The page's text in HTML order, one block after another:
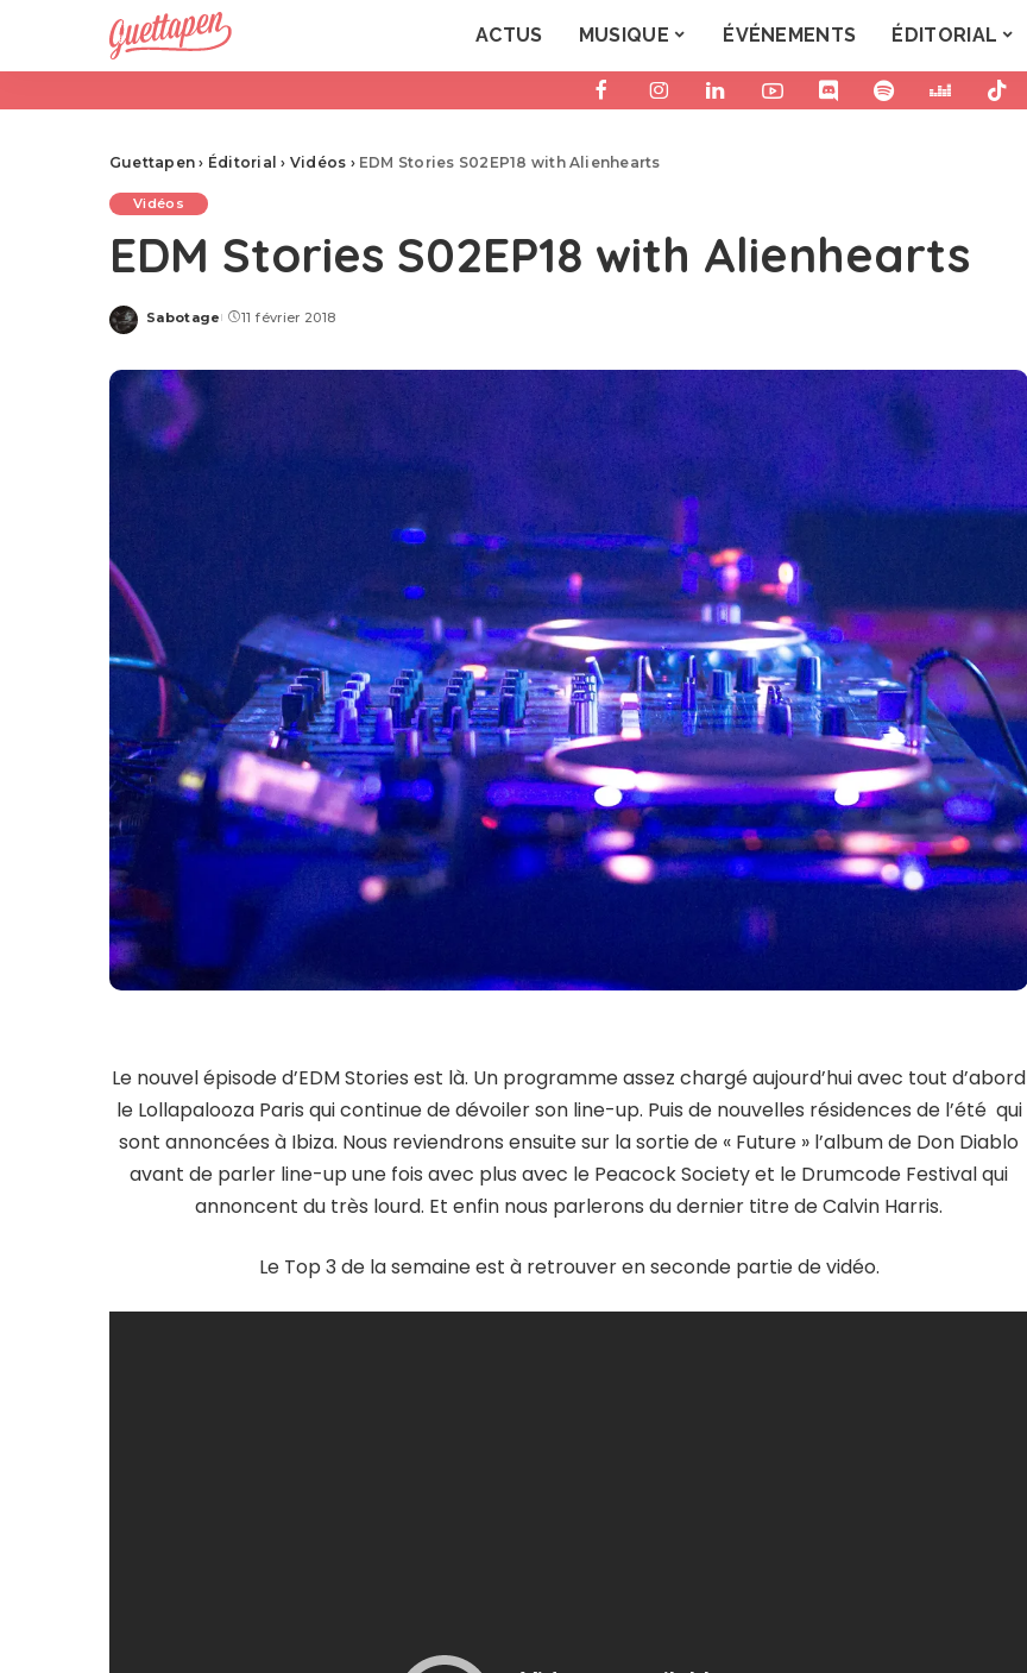
ACTUS MUSIQUE ÉVÉNEMENTS ÉDITORIAL
Guettapen › Éditorial › Vidéos › EDM Stories S02EP18 with Alienhearts
Vidéos
EDM Stories S02EP18 with Alienhearts
Posted
Sabotage 11 février 2018
Le nouvel épisode d’EDM Stories est là. Un programme assez chargé aujourd’hui avec tout d’abord
le Lollapalooza Paris qui continue de dévoiler son line-up. Puis de nouvelles résidences de l’été qui
sont annoncées à Ibiza. Nous reviendrons ensuite sur la sortie de « Future » l’album de Don Diablo
avant de parler line-up une fois avec plus avec le Peacock Society et le Drumcode Festival qui
annoncent du très lourd. Et enfin nous parlerons du dernier titre de Calvin Harris.
Le Top 3 de la semaine est à retrouver en seconde partie de vidéo.